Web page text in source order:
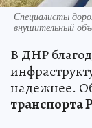
Специалисты
внушительный
В ДНР
надежнее.
транспорта